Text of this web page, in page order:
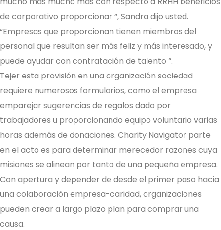
de corporativo proporcionar “, Sandra dijo usted.
“Empresas que proporcionan tienen miembros del
personal que resultan ser más feliz y más interesado, y
puede ayudar con contratación de talento “.
Tejer esta provisión en una organización sociedad
requiere numerosos formularios, como el empresa
emparejar sugerencias de regalos dado por
trabajadores u proporcionando equipo voluntario varias
horas además de donaciones. Charity Navigator parte
en el acto es para determinar merecedor razones cuya
misiones se alinean por tanto de una pequeña empresa.
Con apertura y depender de desde el primer paso hacia
una colaboración empresa-caridad, organizaciones
pueden crear a largo plazo plan para comprar una
causa.